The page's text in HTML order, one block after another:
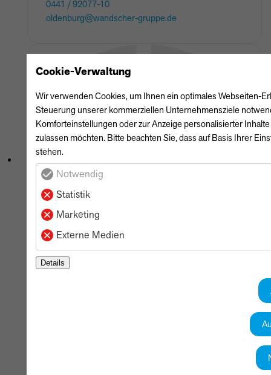
0441 / 92077-10
oldenburg@wandscher-gruppe.de
Cookie-Verwaltung
Wir verwenden Cookies, um Ihnen ein optimales Webseiten-
Steuerung unserer kommerziellen Unternehmensziele
Komforteinstellungen oder zur Anzeige personalisierter
zulassen möchten. Bitte beachten Sie, dass auf Basis Ihrer
stehen.
Notwendig
Statistik
Marketing
Externe Medien
Details